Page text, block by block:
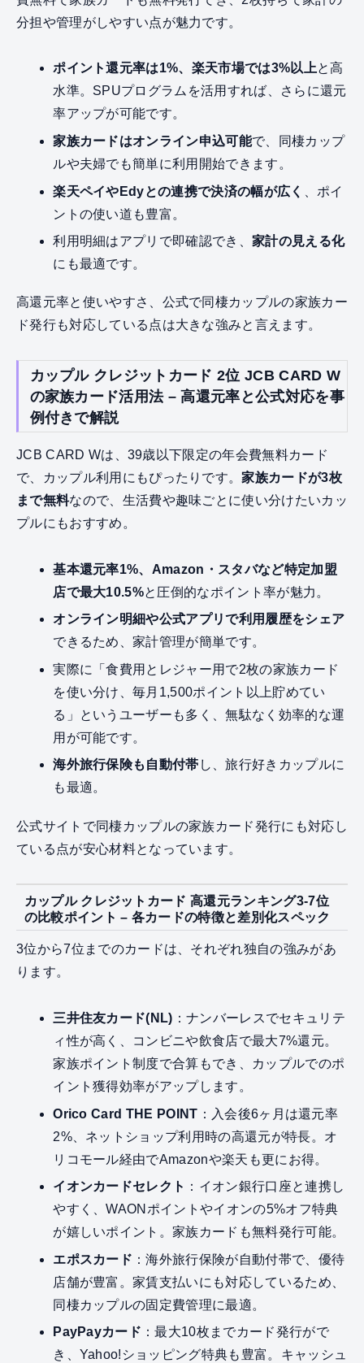
分担や管理がしやすい点が魅力です。
ポイント還元率は1%、楽天市場では3%以上と高
水準。SPUプログラムを活用すれば、さらに還元
率アップが可能です。
家族カードはオンライン申込可能で、同棲カップ
ルや夫婦でも簡単に利用開始できます。
楽天ペイやEdyとの連携で決済の幅が広く
、ポイ
ントの使い道も豊富。
利用明細はアプリで即確認でき、 家計の見える化
にも最適です。
高還元率と使いやすさ、公式で同棲カップルの家族カー
ド発行も対応している点は大きな強みと言えます。
カップル クレジットカード 2位 JCB CARD W
の家族カード活用法 – 高還元率と公式対応を事
例付きで解説
JCB CARD Wは、39歳以下限定の年会費無料カード
で、カップル利用にもぴったりです。家族カードが3枚
まで無料なので、生活費や趣味ごとに使い分けたいカッ
プルにもおすすめ。
基本還元率1%、Amazon・スタバなど特定加盟
店で最大10.5%と圧倒的なポイント率が魅力。
オンライン明細や公式アプリで利用履歴をシェア
できるため、家計管理が簡単です。
実際に「食費用とレジャー用で2枚の家族カード
を使い分け、毎月1,500ポイント以上貯めてい
る」というユーザーも多く、無駄なく効率的な運
用が可能です。
海外旅行保険も自動付帯 し、旅行好きカップルに
も最適。
公式サイトで同棲カップルの家族カード発行にも対応し
ている点が安心材料となっています。
カップル クレジットカード 高還元ランキング3-7位
の比較ポイント – 各カードの特徴と差別化スペック
3位から7位までのカードは、それぞれ独自の強みがあ
ります。
三井住友カード(NL) ：ナンバーレスでセキュリテ
ィ性が高く、コンビニや飲食店で最大7%還元。
家族ポイント制度で合算もでき、カップルでのポ
イント獲得効率がアップします。
Orico Card THE POINT ：入会後6ヶ月は還元率
2%、ネットショップ利用時の高還元が特長。オ
リコモール経由でAmazonや楽天も更にお得。
イオンカードセレクト ：イオン銀行口座と連携し
やすく、WAONポイントやイオンの5%オフ特典
が嬉しいポイント。家族カードも無料発行可能。
エポスカード ：海外旅行保険が自動付帯で、優待
店舗が豊富。家賃支払いにも対応しているため、
同棲カップルの固定費管理に最適。
PayPayカード ：最大10枚までカード発行がで
き、Yahoo!ショッピング特典も豊富。キャッシュ